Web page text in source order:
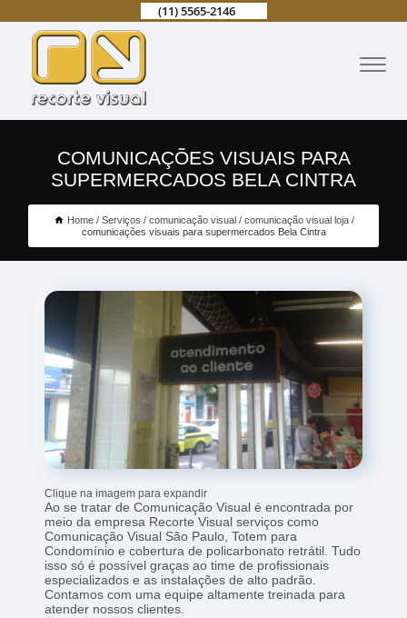
(11) 5565-2146
COMUNICAÇÕES VISUAIS PARA
SUPERMERCADOS BELA CINTRA
Home Serviços comunicação visual
comunicação visual loja
comunicações visuais para supermercados Bela Cintra
Clique na imagem para expandir
Ao se tratar de Comunicação Visual é encontrada por
meio da empresa Recorte Visual serviços como
Comunicação Visual São Paulo, Totem para
Condomínio e cobertura de policarbonato retrátil. Tudo
isso só é possível graças ao time de profissionais
especializados e as instalações de alto padrão.
Contamos com uma equipe altamente treinada para
atender nossos clientes.